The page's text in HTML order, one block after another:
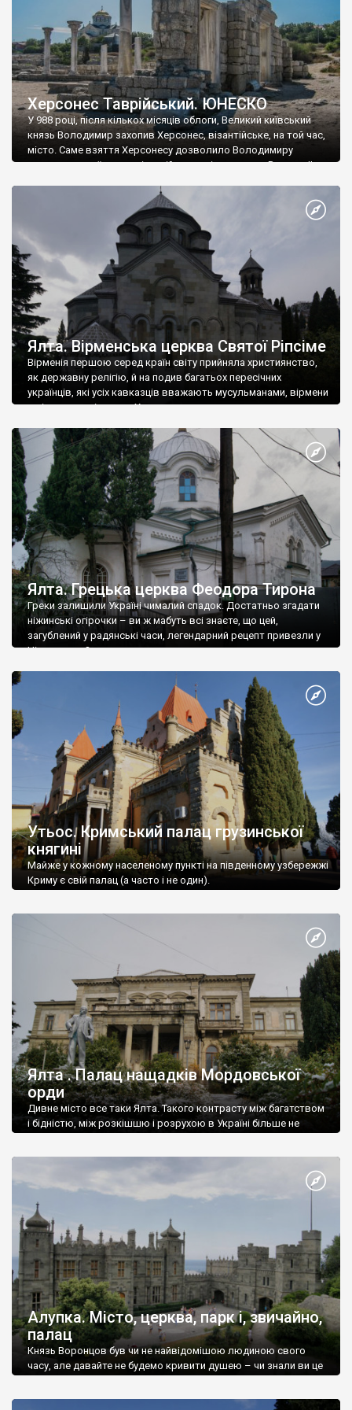
Херсонес Таврійський. ЮНЕСКО
У 988 році, після кількох місяців облоги, Великий київський
князь Володимир захопив Херсонес, візантійське, на той час,
місто. Саме взяття Херсонесу дозволило Володимиру
диктувати свої умови візантійському імператору Василю ІІ, та
Херсонесі Володимир-язичник, став Василем-християнином.
А потім було Хрещення Русі. На честь Херсонесу Таврійського
Ялта. Вірменська церква Святої Ріпсіме
Вірменія першою серед країн світу прийняла християнство,
як державну релігію, й на подив багатьох пересічних
українців, які усіх кавказців вважають мусульманами, вірмени
є відданими вірянами Христа
Ялта. Грецька церква Феодора Тирона
Греки залишили Україні чималий спадок. Достатньо згадати
ніжинські огірочки – ви ж мабуть всі знаєте, що цей,
загублений у радянські часи, легендарний рецепт привезли у
Ніжин греки?
Утьос. Кримський палац грузинської
княгині
Майже у кожному населеному пункті на південному узбережжі
Криму є свій палац (а часто і не один).
Ялта . Палац нащадків Мордовської
орди
Дивне місто все таки Ялта. Такого контрасту між багатством
і бідністю, між розкішшю і розрухою в Україні більше не
Алупка. Місто, церква, парк і, звичайно,
палац
Князь Воронцов був чи не найвідомішою людиною свого
часу, але давайте не будемо кривити душею – чи знали ви це